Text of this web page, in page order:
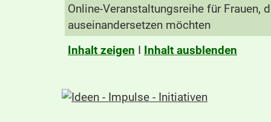
Online-Veranstaltungsreihe für
auseinandersetzen möchten
Inhalt zeigen I Inhalt ausblenden